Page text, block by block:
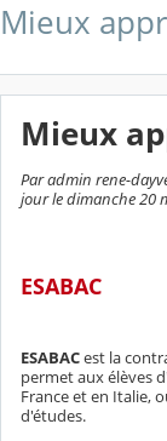
Mieux
Mieux
Par admin rene-
jour le dimanche 20
ESABAC
ESABACest la
permet aux élèves
France et en Italie,
d'études.